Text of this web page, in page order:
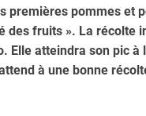
premières pommes et
des fruits ». La récolte
Elle atteindra son pic à
à une bonne